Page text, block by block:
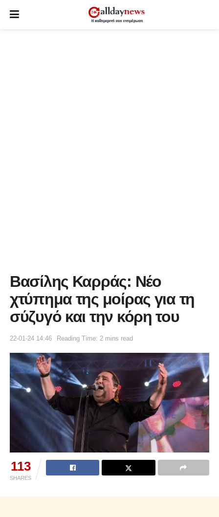
Βασίλης Καρράς: Νέο
χτύπημα της μοίρας για τη
σύζυγό και την κόρη του
22-01-24 14:46 Reading Time: 2 mins read
113
SHARES